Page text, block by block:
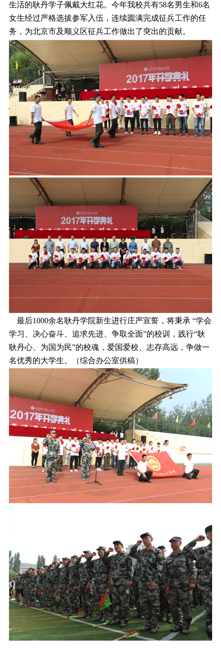
生活的耿丹学子佩戴大红花。今年我校共有58名男生和6名
女生经过严格选拔参军入伍，连续圆满完成征兵工作的任
务，为北京市及顺义区征兵工作做出了突出的贡献。
最后1000余名耿丹学院新生进行庄严宣誓，将秉承 “学会
学习、决心奋斗、追求先进、争取全面”的校训，践行“耿
耿丹心、为国为民”的校魂，爱国爱校、志存高远，争做一
名优秀的大学生。（综合办公室供稿）